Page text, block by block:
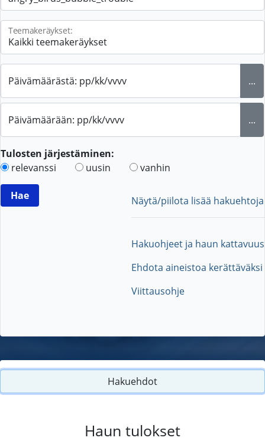
Teemakeräykset:
Päivämäärästä: pp/kk/vvvv ...
Päivämäärään: pp/kk/vvvv ...
Tulosten järjestäminen:
relevanssi
uusin vanhin
Näytä/piilota lisää hakuehtoja
Hakuohjeet ja haun kattavuus
Ehdota aineistoa kerättäväksi
Viittausohje
Hakuehdot
Haun tulokset